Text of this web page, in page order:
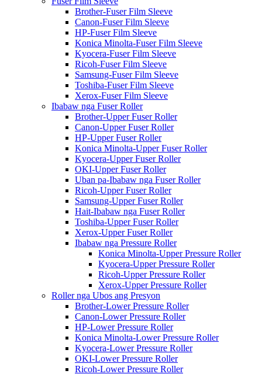
Brother-Fuser Film Sleeve
Canon-Fuser Film Sleeve
HP-Fuser Film Sleeve
Konica Minolta-Fuser Film Sleeve
Kyocera-Fuser Film Sleeve
Ricoh-Fuser Film Sleeve
Samsung-Fuser Film Sleeve
Toshiba-Fuser Film Sleeve
Xerox-Fuser Film Sleeve
Ibabaw nga Fuser Roller
Brother-Upper Fuser Roller
Canon-Upper Fuser Roller
HP-Upper Fuser Roller
Konica Minolta-Upper Fuser Roller
Kyocera-Upper Fuser Roller
OKI-Upper Fuser Roller
Uban pa-Ibabaw nga Fuser Roller
Ricoh-Upper Fuser Roller
Samsung-Upper Fuser Roller
Hait-Ibabaw nga Fuser Roller
Toshiba-Upper Fuser Roller
Xerox-Upper Fuser Roller
Ibabaw nga Pressure Roller
Konica Minolta-Upper Pressure Roller
Kyocera-Upper Pressure Roller
Ricoh-Upper Pressure Roller
Xerox-Upper Pressure Roller
Roller nga Ubos ang Presyon
Brother-Lower Pressure Roller
Canon-Lower Pressure Roller
HP-Lower Pressure Roller
Konica Minolta-Lower Pressure Roller
Kyocera-Lower Pressure Roller
OKI-Lower Pressure Roller
Ricoh-Lower Pressure Roller